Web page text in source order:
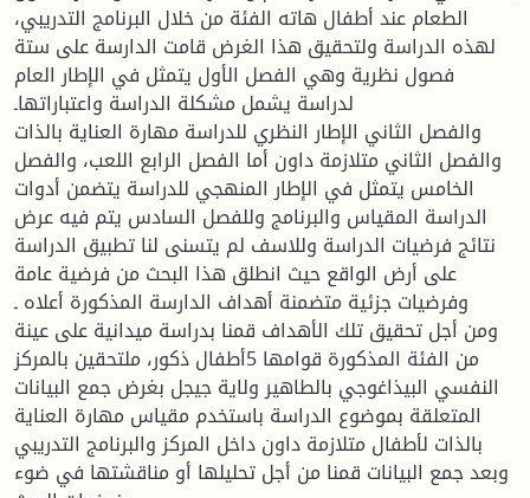
الطعام عند أطفال هاته الفئة من خلال البرنامج التدريبي،
لهذه الدراسة ولتحقيق هذا الغرض قامت الدارسة على ستة
فصول نظرية وهي الفصل الأول يتمثل في الإطار العام
لدراسة يشمل مشكلة الدراسة واعتباراتهاـ
والفصل الثاني الإطار النظري للدراسة مهارة العناية بالذات
والفصل الثاني متلازمة داون أما الفصل الرابع اللعب، والفصل
الخامس يتمثل في الإطار المنهجي للدراسة يتضمن أدوات
الدراسة المقياس والبرنامج وللفصل السادس يتم فيه عرض
نتائج فرضيات الدراسة وللاسف لم يتسنى لنا تطبيق الدراسة
على أرض الواقع حيث انطلق هذا البحث من فرضية عامة
وفرضيات جزئية متضمنة أهداف الدارسة المذكورة أعلاه ـ
ومن أجل تحقيق تلك الأهداف قمنا بدراسة ميدانية على عينة
من الفئة المذكورة قوامها 5أطفال ذكور، ملتحقين بالمركز
النفسي البيذاغوجي بالطاهير ولاية جيجل بغرض جمع البيانات
المتعلقة بموضوع الدراسة باستخدم مقياس مهارة العناية
بالذات لأطفال متلازمة داون داخل المركز والبرنامج التدريبي
وبعد جمع البيانات قمنا من أجل تحليلها أو مناقشتها في ضوء